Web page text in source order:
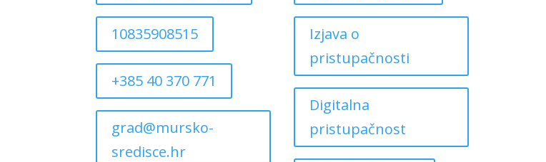
10835908515
+385 40 370 771
grad@mursko-
sredisce.hr
Izjava o
pristupačnosti
Digitalna
pristupačnost